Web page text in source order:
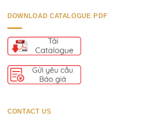
DOWNLOAD CATALOGUE PDF
CONTACT US